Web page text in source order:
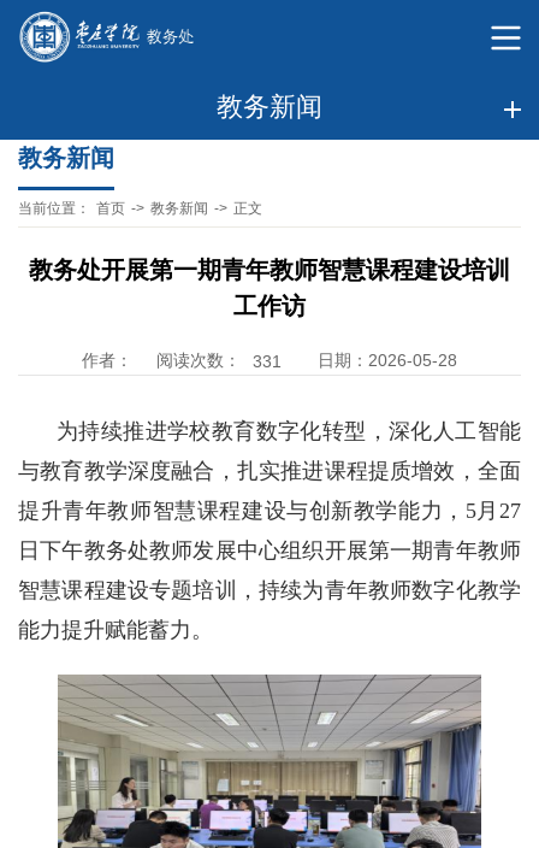
教务新闻
教务新闻
当前位置： 首页 -> 教务新闻 -> 正文
教务处开展第一期青年教师智慧课程建设培训
工作访
作者： 阅读次数： 331 日期：2026-05-28
为持续推进学校教育数字化转型，深化人工智能
与教育教学深度融合，扎实推进课程提质增效，全面
提升青年教师智慧课程建设与创新教学能力，5月27
日下午教务处教师发展中心组织开展第一期青年教师
智慧课程建设专题培训，持续为青年教师数字化教学
能力提升赋能蓄力。